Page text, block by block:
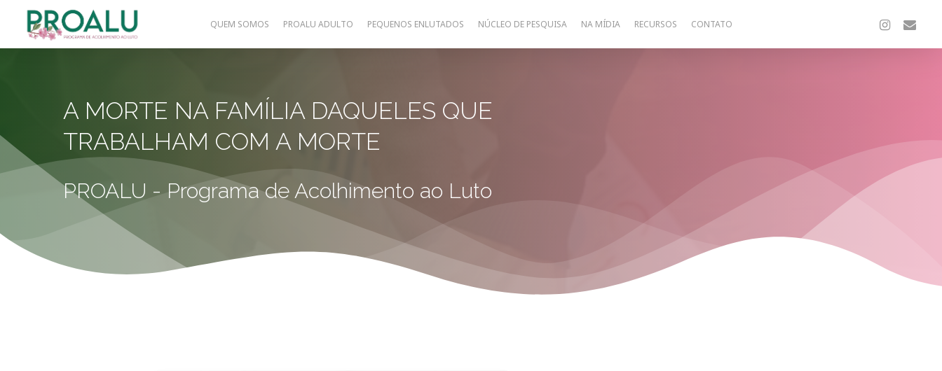
QUEM SOMOS PROALU ADULTO PEQUENOS ENLUTADOS NÚCLEO DE PESQUISA NA MÍDIA RECURSOS CONTATO INSTAGRAM
EMAIL
A MORTE NA FAMÍLIA DAQUELES QUE
TRABALHAM COM A MORTE
PROALU - Programa de Acolhimento ao Luto